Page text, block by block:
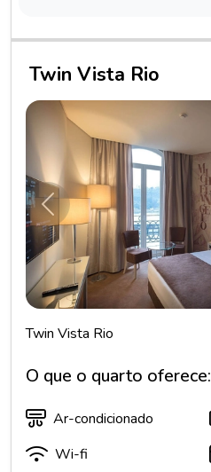
Twin Vista Rio
Anterior
Twin Vista Rio
O que o quarto oferece:
Ar-condicionado
Wi-fi